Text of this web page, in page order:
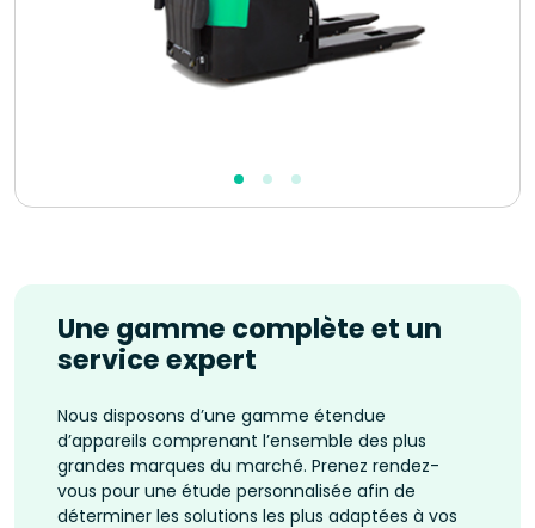
Une gamme complète et un
service expert
Nous disposons d’une gamme étendue
d’appareils comprenant l’ensemble des plus
grandes marques du marché. Prenez rendez-
vous pour une étude personnalisée afin de
déterminer les solutions les plus adaptées à vos